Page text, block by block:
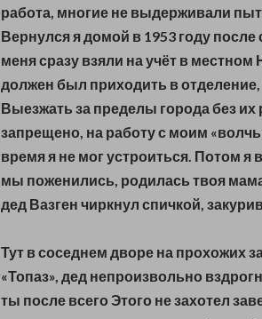
работа, многие не выдерживали
Вернулся я домой в 1953 году
меня сразу взяли на учёт в
должен был приходить в отделение,
Выезжать за пределы города без
запрещено, на работу с моим
время я не мог устроиться. Потом я
мы поженились, родилась твоя
дед Вазген чиркнул спичкой,
Тут в соседнем дворе на прохожих
«Топаз», дед непроизвольно
ты после всего Этого не захотел